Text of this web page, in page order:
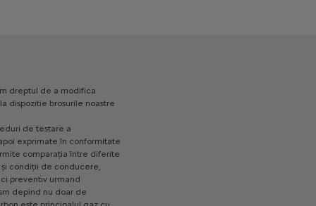
personalizare
dreptul de a modifica
la dispozitie brosurile noastre
de testare a
exprimate în conformitate
comparația între diferite
și condiții de conducere,
preventiv urmand
depind nu doar de